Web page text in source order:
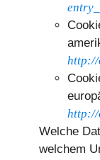
http://
http://
Welche
welchem